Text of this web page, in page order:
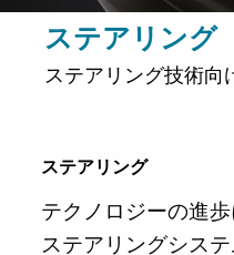
ステアリング
ステアリング技術向
ステアリング
テクノロジーの進
ステアリングシス